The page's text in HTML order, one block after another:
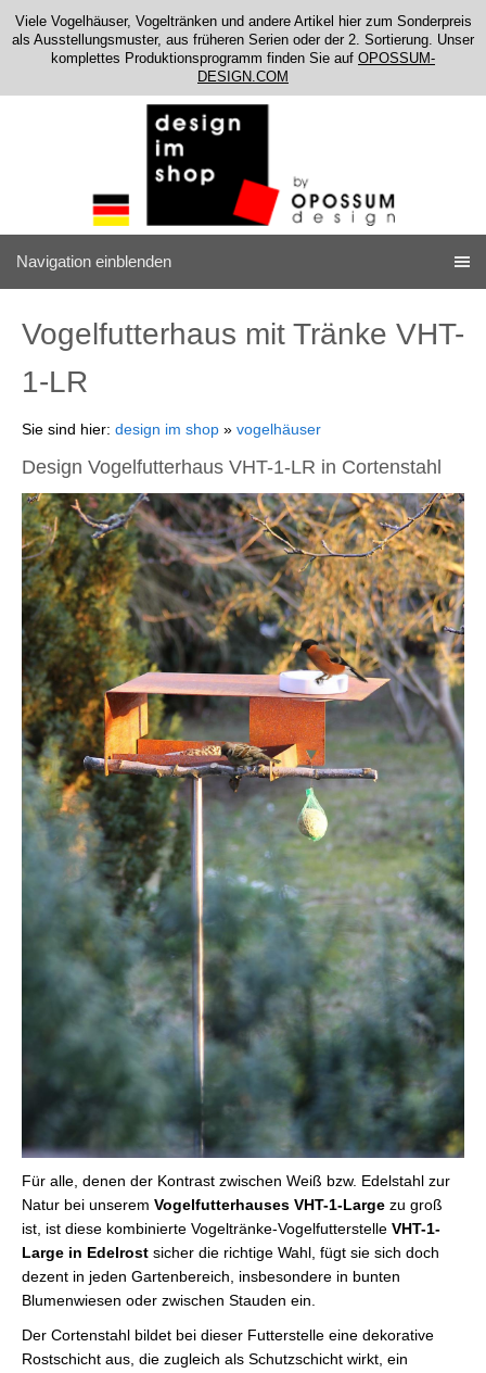
Viele Vogelhäuser, Vogeltränken und andere Artikel hier zum Sonderpreis
als Ausstellungsmuster, aus früheren Serien oder der 2. Sortierung. Unser
komplettes Produktionsprogramm finden Sie auf OPOSSUM-
DESIGN.COM
Navigation einblenden
Vogelfutterhaus mit Tränke VHT-
1-LR
Sie sind hier: design im shop » vogelhäuser
Design Vogelfutterhaus VHT-1-LR in Cortenstahl
Für alle, denen der Kontrast zwischen Weiß bzw. Edelstahl zur
Natur bei unserem Vogelfutterhauses VHT-1-Large zu groß
ist, ist diese kombinierte Vogeltränke-Vogelfutterstelle VHT-1-
Large in Edelrost sicher die richtige Wahl, fügt sie sich doch
dezent in jeden Gartenbereich, insbesondere in bunten
Blumenwiesen oder zwischen Stauden ein.
Der Cortenstahl bildet bei dieser Futterstelle eine dekorative
Rostschicht aus, die zugleich als Schutzschicht wirkt, ein